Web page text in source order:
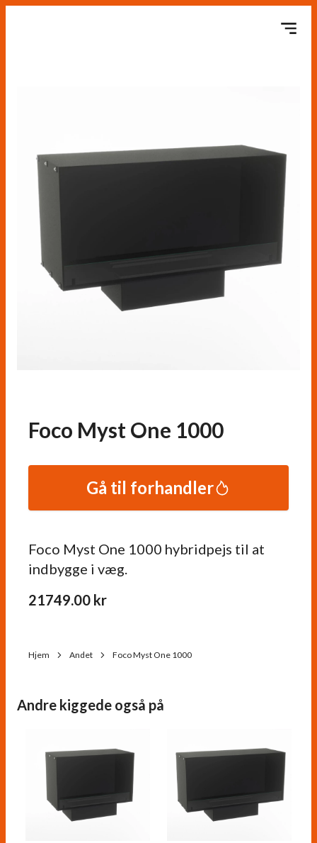
Foco Myst One 1000
Foco Myst One 1000 hybridpejs til at
indbygge i væg.
21749.00 kr
Gå til forhandler
Hjem Andet Foco Myst One 1000
Andre kiggede også på